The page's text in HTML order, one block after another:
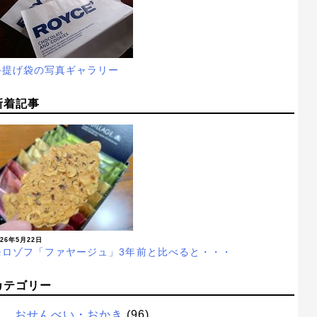
げ袋の写真ギャラリー
着記事
年5月22日
ゾフ「ファヤージュ」3年前と比べると・・・
テゴリー